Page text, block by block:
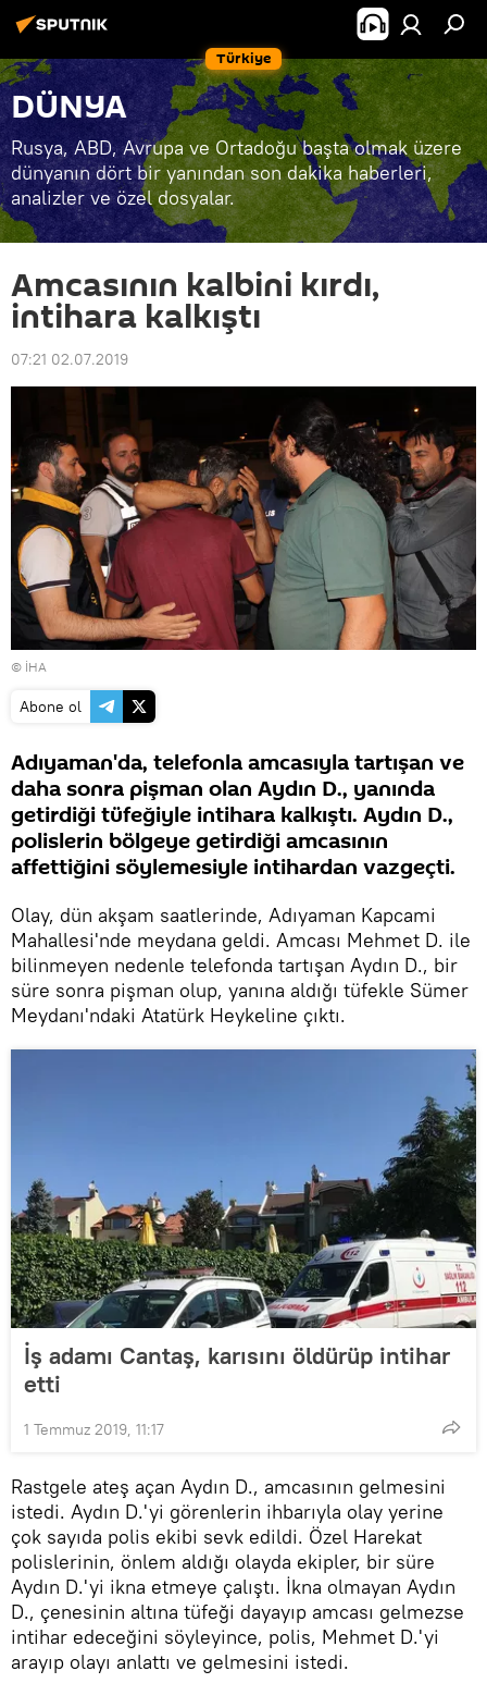
Türkiye
DÜNYA
Rusya, ABD, Avrupa ve Ortadoğu başta olmak üzere
dünyanın dört bir yanından son dakika haberleri,
analizler ve özel dosyalar.
Amcasının kalbini kırdı,
intihara kalkıştı
07:21 02.07.2019
© İHA
Abone ol
Adıyaman'da, telefonla amcasıyla tartışan ve
daha sonra pişman olan Aydın D., yanında
getirdiği tüfeğiyle intihara kalkıştı. Aydın D.,
polislerin bölgeye getirdiği amcasının
affettiğini söylemesiyle intihardan vazgeçti.
Olay, dün akşam saatlerinde, Adıyaman Kapcami
Mahallesi'nde meydana geldi. Amcası Mehmet D. ile
bilinmeyen nedenle telefonda tartışan Aydın D., bir
süre sonra pişman olup, yanına aldığı tüfekle Sümer
Meydanı'ndaki Atatürk Heykeline çıktı.
İş adamı Cantaş, karısını öldürüp intihar
etti
1 Temmuz 2019, 11:17
Rastgele ateş açan Aydın D., amcasının gelmesini
istedi. Aydın D.'yi görenlerin ihbarıyla olay yerine
çok sayıda polis ekibi sevk edildi. Özel Harekat
polislerinin, önlem aldığı olayda ekipler, bir süre
Aydın D.'yi ikna etmeye çalıştı. İkna olmayan Aydın
D., çenesinin altına tüfeği dayayıp amcası gelmezse
intihar edeceğini söyleyince, polis, Mehmet D.'yi
arayıp olayı anlattı ve gelmesini istedi.